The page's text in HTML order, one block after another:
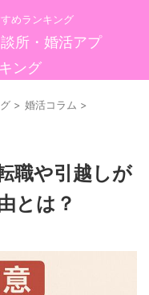
めランキング
> 婚活コラム >
職や引越しが
とは？